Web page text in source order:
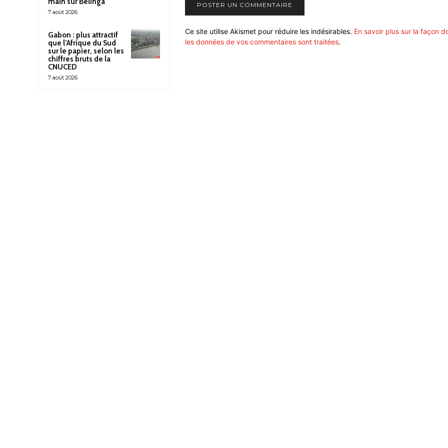
7 août 2026
Gabon : plus attractif
que l’Afrique du Sud
sur le papier, selon les
chiffres bruts de la
CNUCED
7 août 2026
Ce site utilise Akismet pour réduire les indésirables. En savoir plus sur la façon
les données de vos commentaires sont traitées.